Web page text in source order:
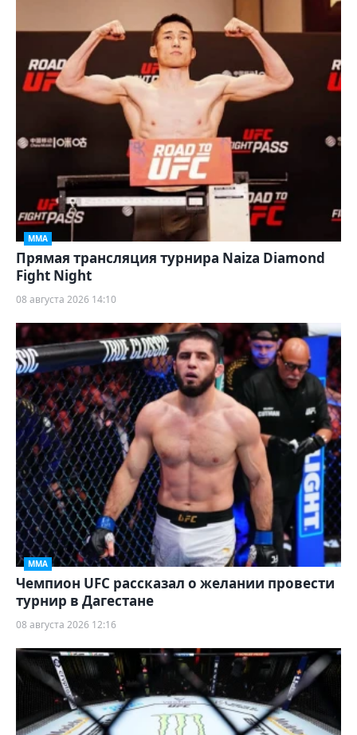
ММА
Прямая трансляция турнира Naiza Diamond
Fight Night
08 августа 2026 14:10
ММА
Чемпион UFC рассказал о желании провести
турнир в Дагестане
08 августа 2026 12:16